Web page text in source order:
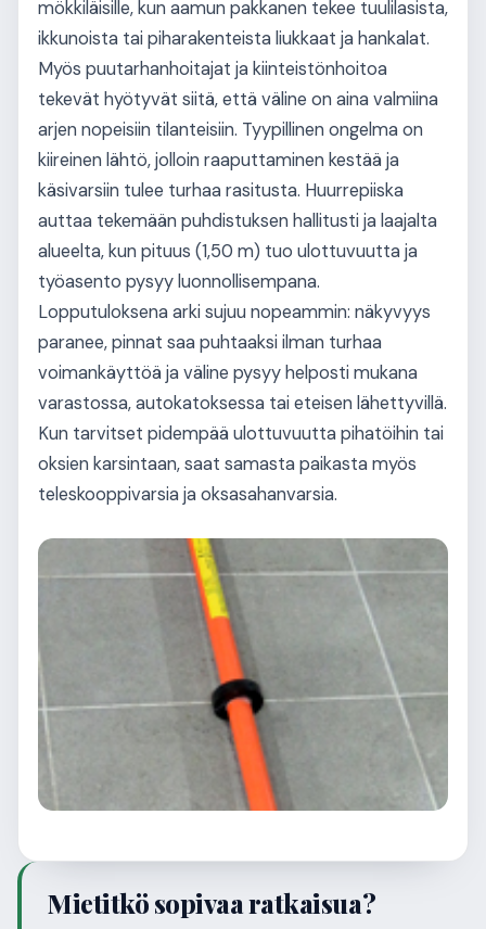
mökkiläisille, kun aamun pakkanen tekee tuulilasista,
ikkunoista tai piharakenteista liukkaat ja hankalat.
Myös puutarhanhoitajat ja kiinteistönhoitoa
tekevät hyötyvät siitä, että väline on aina valmiina
arjen nopeisiin tilanteisiin. Tyypillinen ongelma on
kiireinen lähtö, jolloin raaputtaminen kestää ja
käsivarsiin tulee turhaa rasitusta. Huurrepiiska
auttaa tekemään puhdistuksen hallitusti ja laajalta
alueelta, kun pituus (1,50 m) tuo ulottuvuutta ja
työasento pysyy luonnollisempana.
Lopputuloksena arki sujuu nopeammin: näkyvyys
paranee, pinnat saa puhtaaksi ilman turhaa
voimankäyttöä ja väline pysyy helposti mukana
varastossa, autokatoksessa tai eteisen lähettyvillä.
Kun tarvitset pidempää ulottuvuutta pihatöihin tai
oksien karsintaan, saat samasta paikasta myös
teleskooppivarsia ja oksasahanvarsia.
Mietitkö sopivaa ratkaisua?